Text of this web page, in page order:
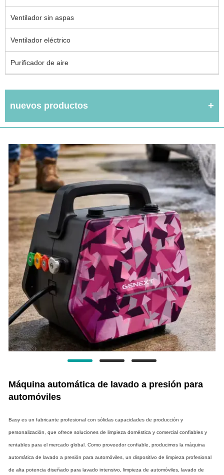
Ventilador sin aspas
Ventilador eléctrico
Purificador de aire
nuevos productos
Máquina automática de lavado a presión para
automóviles
Basy es un fabricante profesional con sólidas capacidades de producción y
personalización, que ofrece soluciones de limpieza doméstica y comercial confiables y
rentables para el mercado global. Como proveedor confiable, producimos la máquina
automática de lavado a presión para automóviles, un dispositivo de limpieza profesional
de alta potencia diseñado para lavado intensivo, limpieza de automóviles, lavado de